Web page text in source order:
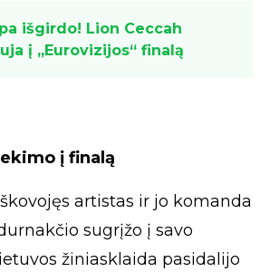
išgirdo! Lion Ceccah
į „Eurovizijos“ finalą
į finalą
artistas ir jo komanda
sugrįžo į savo
žiniasklaida pasidalijo